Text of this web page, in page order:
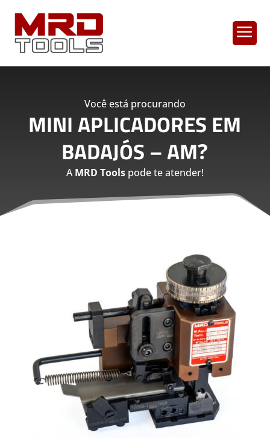
a
Você está procurando
MINI APLICADORES EM
BADAJÓS – AM?
AMRD Toolspode te atender!